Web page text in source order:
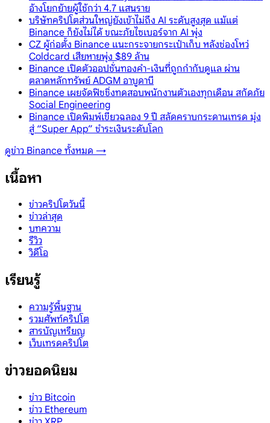
อ้างโยกย้ายผู้ใช้กว่า 4.7 แสนราย
บริษัทคริปโตส่วนใหญ่ยังเข้าไม่ถึง AI ระดับสูงสุด แม้แต่
Binance ก็ยังไม่ได้ ขณะภัยไซเบอร์จาก AI พุ่ง
CZ ผู้ก่อตั้ง Binance แนะกระจายกระเป๋าเก็บ หลังช่องโหว่
Coldcard เสียหายพุ่ง $89 ล้าน
Binance เปิดตัวออปชั่นทองคำ-เงินที่ถูกกำกับดูแล ผ่าน
ตลาดหลักทรัพย์ ADGM อาบูดาบี
Binance เผยจัดฟิชชิ่งทดสอบพนักงานตัวเองทุกเดือน สกัดภัย
Social Engineering
Binance เปิดพิมพ์เขียวฉลอง 9 ปี สลัดคราบกระดานเทรด มุ่ง
สู่ “Super App” ชำระเงินระดับโลก
ดูข่าว Binance ทั้งหมด →
เนื้อหา
ข่าวคริปโตวันนี้
ข่าวล่าสุด
บทความ
รีวิว
วิดีโอ
เรียนรู้
ความรู้พื้นฐาน
รวมศัพท์คริปโต
สารบัญเหรียญ
เว็บเทรดคริปโต
ข่าวยอดนิยม
ข่าว Bitcoin
ข่าว Ethereum